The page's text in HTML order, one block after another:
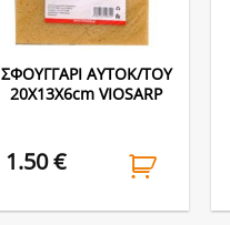
ΣΦΟΥΓΓΑΡΙ ΑΥΤΟΚ/ΤΟΥ
20X13X6cm VIOSARP
1.50€